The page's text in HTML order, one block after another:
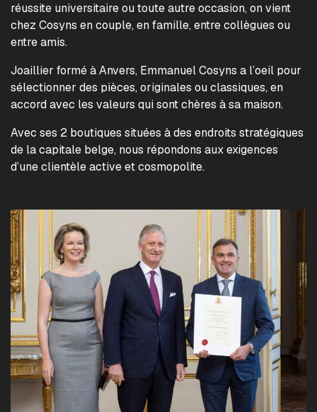
réussite universitaire ou toute autre occasion, on vient
chez Cosyns en couple, en famille, entre collègues ou
entre amis.
Joaillier formé à Anvers, Emmanuel Cosyns a l’oeil pour
sélectionner des pièces, originales ou classiques, en
accord avec les valeurs qui sont chères à sa maison.
Avec ses 2 boutiques situées à des endroits stratégiques
de la capitale belge, nous répondons aux exigences
d’une clientèle active et cosmopolite.